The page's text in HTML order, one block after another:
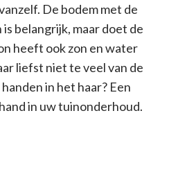
De bodem met de
belangrijk, maar doet de
heeft ook zon en water
liefst niet te veel van de
in het haar? Een
in uw tuinonderhoud.